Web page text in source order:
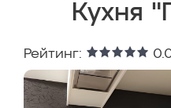
Кухня
Рейтинг: